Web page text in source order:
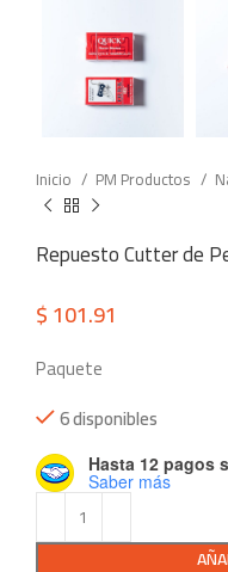
Inicio PM Productos
Repuesto Cutter de
$101.91
Paquete
6 disponibles
Hasta 12 pagos
Saber más